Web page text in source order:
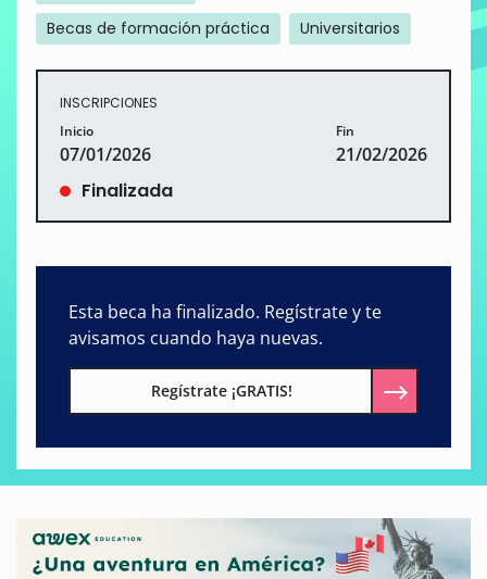
Becas de formación práctica
Universitarios
INSCRIPCIONES
Inicio
07/01/2026
Fin
21/02/2026
Finalizada
Esta beca ha finalizado. Regístrate y te
avisamos cuando haya nuevas.
Regístrate ¡GRATIS!